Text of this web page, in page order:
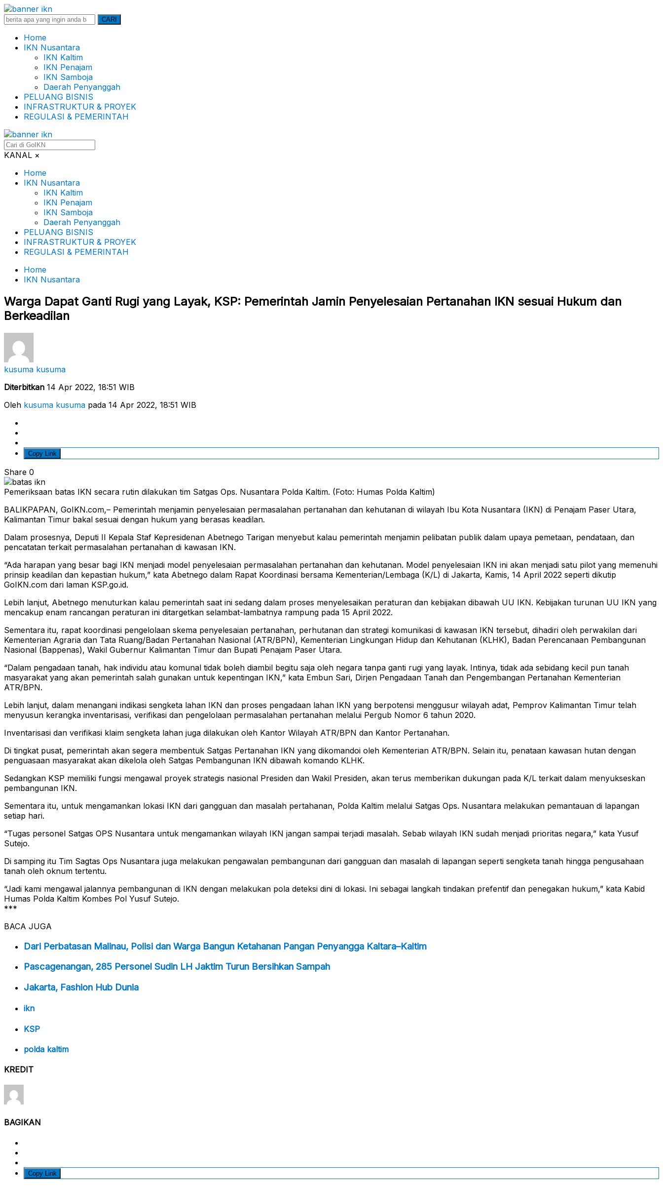
Search
CARI
Home
IKN Nusantara
IKN Kaltim
IKN Penajam
IKN Samboja
Daerah Penyanggah
PELUANG BISNIS
INFRASTRUKTUR & PROYEK
REGULASI & PEMERINTAH
KANAL ×
Home
IKN Nusantara
IKN Kaltim
IKN Penajam
IKN Samboja
Daerah Penyanggah
PELUANG BISNIS
INFRASTRUKTUR & PROYEK
REGULASI & PEMERINTAH
Home
IKN Nusantara
Warga Dapat Ganti Rugi yang Layak, KSP: Pemerintah Jamin Penyelesaian Pertanahan IKN sesuai Hukum dan
Berkeadilan
kusuma kusuma
Diterbitkan 14 Apr 2022, 18:51 WIB
Oleh kusuma kusuma pada 14 Apr 2022, 18:51 WIB
Copy Link
Share 0
Pemeriksaan batas IKN secara rutin dilakukan tim Satgas Ops. Nusantara Polda Kaltim. (Foto: Humas Polda Kaltim)
BALIKPAPAN, GoIKN.com,– Pemerintah menjamin penyelesaian permasalahan pertanahan dan kehutanan di wilayah Ibu Kota Nusantara (IKN) di Penajam Paser Utara,
Kalimantan Timur bakal sesuai dengan hukum yang berasas keadilan.
Dalam prosesnya, Deputi II Kepala Staf Kepresidenan Abetnego Tarigan menyebut kalau pemerintah menjamin pelibatan publik dalam upaya pemetaan, pendataan, dan
pencatatan terkait permasalahan pertanahan di kawasan IKN.
“Ada harapan yang besar bagi IKN menjadi model penyelesaian permasalahan pertanahan dan kehutanan. Model penyelesaian IKN ini akan menjadi satu pilot yang memenuhi
prinsip keadilan dan kepastian hukum,” kata Abetnego dalam Rapat Koordinasi bersama Kementerian/Lembaga (K/L) di Jakarta, Kamis, 14 April 2022 seperti dikutip
GoIKN.com dari laman KSP.go.id.
Lebih lanjut, Abetnego menuturkan kalau pemerintah saat ini sedang dalam proses menyelesaikan peraturan dan kebijakan dibawah UU IKN. Kebijakan turunan UU IKN yang
mencakup enam rancangan peraturan ini ditargetkan selambat-lambatnya rampung pada 15 April 2022.
Sementara itu, rapat koordinasi pengelolaan skema penyelesaian pertanahan, perhutanan dan strategi komunikasi di kawasan IKN tersebut, dihadiri oleh perwakilan dari
Kementerian Agraria dan Tata Ruang/Badan Pertanahan Nasional (ATR/BPN), Kementerian Lingkungan Hidup dan Kehutanan (KLHK), Badan Perencanaan Pembangunan
Nasional (Bappenas), Wakil Gubernur Kalimantan Timur dan Bupati Penajam Paser Utara.
“Dalam pengadaan tanah, hak individu atau komunal tidak boleh diambil begitu saja oleh negara tanpa ganti rugi yang layak. Intinya, tidak ada sebidang kecil pun tanah
masyarakat yang akan pemerintah salah gunakan untuk kepentingan IKN,” kata Embun Sari, Dirjen Pengadaan Tanah dan Pengembangan Pertanahan Kementerian
ATR/BPN.
Lebih lanjut, dalam menangani indikasi sengketa lahan IKN dan proses pengadaan lahan IKN yang berpotensi menggusur wilayah adat, Pemprov Kalimantan Timur telah
menyusun kerangka inventarisasi, verifikasi dan pengelolaan permasalahan pertanahan melalui Pergub Nomor 6 tahun 2020.
Inventarisasi dan verifikasi klaim sengketa lahan juga dilakukan oleh Kantor Wilayah ATR/BPN dan Kantor Pertanahan.
Di tingkat pusat, pemerintah akan segera membentuk Satgas Pertanahan IKN yang dikomandoi oleh Kementerian ATR/BPN. Selain itu, penataan kawasan hutan dengan
penguasaan masyarakat akan dikelola oleh Satgas Pembangunan IKN dibawah komando KLHK.
Sedangkan KSP memiliki fungsi mengawal proyek strategis nasional Presiden dan Wakil Presiden, akan terus memberikan dukungan pada K/L terkait dalam menyukseskan
pembangunan IKN.
Sementara itu, untuk mengamankan lokasi IKN dari gangguan dan masalah pertahanan, Polda Kaltim melalui Satgas Ops. Nusantara melakukan pemantauan di lapangan
setiap hari.
“Tugas personel Satgas OPS Nusantara untuk mengamankan wilayah IKN jangan sampai terjadi masalah. Sebab wilayah IKN sudah menjadi prioritas negara,” kata Yusuf
Sutejo.
Di samping itu Tim Sagtas Ops Nusantara juga melakukan pengawalan pembangunan dari gangguan dan masalah di lapangan seperti sengketa tanah hingga pengusahaan
tanah oleh oknum tertentu.
“Jadi kami mengawal jalannya pembangunan di IKN dengan melakukan pola deteksi dini di lokasi. Ini sebagai langkah tindakan prefentif dan penegakan hukum,” kata Kabid
Humas Polda Kaltim Kombes Pol Yusuf Sutejo.
***
BACA JUGA
Dari Perbatasan Malinau, Polisi dan Warga Bangun Ketahanan Pangan Penyangga Kaltara–Kaltim
Pascagenangan, 285 Personel Sudin LH Jaktim Turun Bersihkan Sampah
Jakarta, Fashion Hub Dunia
ikn
KSP
polda kaltim
KREDIT
BAGIKAN
Copy Link